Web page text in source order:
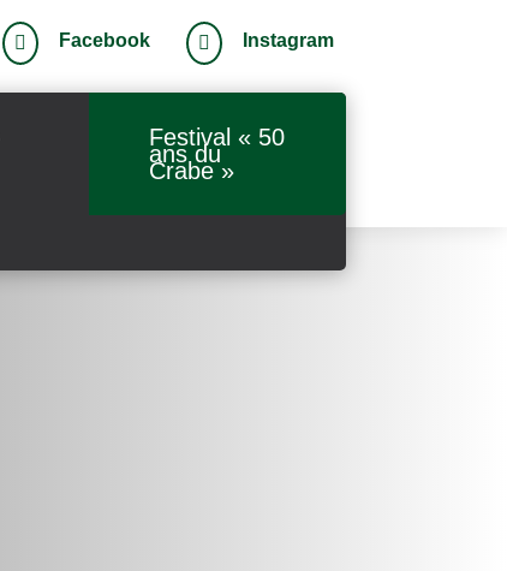
 Facebook  Instagram
Festival « 50
ans du
Crabe »